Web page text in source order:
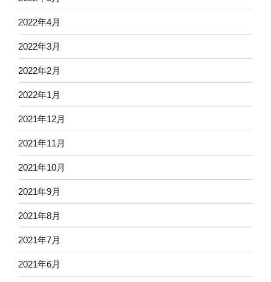
2022年4月
2022年3月
2022年2月
2022年1月
2021年12月
2021年11月
2021年10月
2021年9月
2021年8月
2021年7月
2021年6月